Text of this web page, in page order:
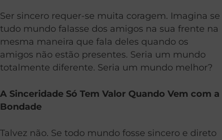
Ser sincero requer-se muita coragem. Imagina se
tudo mundo falasse dos amigos na sua frente na
mesma maneira que fala deles quando os
amigos não estão presentes. Seria um mundo
totalmente diferente. Seria um mundo melhor?
A Sinceridade Só Tem Valor Quando Vem com a
Bondade
Talvez não. Se todo mundo fosse sincero e direto